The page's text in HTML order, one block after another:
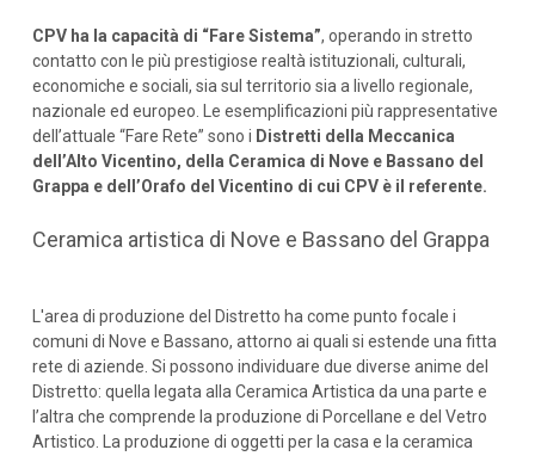
CPV ha la capacità di “Fare Sistema”, operando in stretto
contatto con le più prestigiose realtà istituzionali, culturali,
economiche e sociali, sia sul territorio sia a livello regionale,
nazionale ed europeo. Le esemplificazioni più rappresentative
dell’attuale “Fare Rete” sono i Distretti della Meccanica
dell’Alto Vicentino, della Ceramica di Nove e Bassano del
Grappa e dell’Orafo del Vicentino di cui CPV è il referente.
Ceramica artistica di Nove e Bassano del Grappa
L'area di produzione del Distretto ha come punto focale i
comuni di Nove e Bassano, attorno ai quali si estende una fitta
rete di aziende. Si possono individuare due diverse anime del
Distretto: quella legata alla Ceramica Artistica da una parte e
l’altra che comprende la produzione di Porcellane e del Vetro
Artistico. La produzione di oggetti per la casa e la ceramica